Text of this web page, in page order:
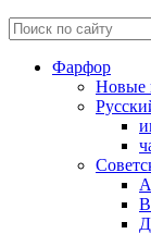
Фарфор
Новые